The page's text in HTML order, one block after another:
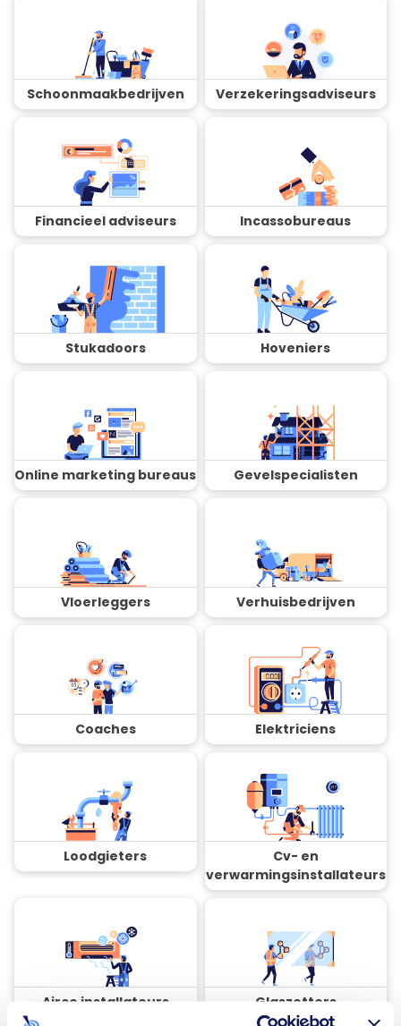
Schoonmaakbedrijven Verzekeringsadviseurs
Financieel adviseurs Incassobureaus
Stukadoors Hoveniers
Online marketing bureaus Gevelspecialisten
Vloerleggers Verhuisbedrijven
Coaches Elektriciens
Loodgieters
Cv- en
verwarmingsinstallateurs
Airco installateurs Glaszetters